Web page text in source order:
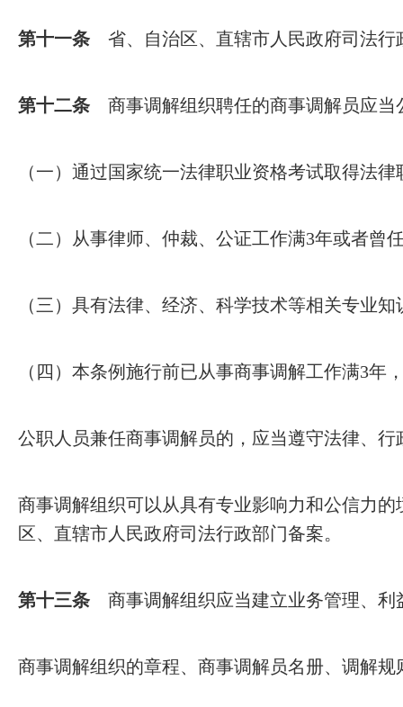
第十一条 省、自治区、直辖市人民政府司法行
第十二条 商事调解组织聘任的商事调解员应当
（一）通过国家统一法律职业资格考试取得法
（二）从事律师、仲裁、公证工作满3年或者曾
（三）具有法律、经济、科学技术等相关专业
（四）本条例施行前已从事商事调解工作满3年
公职人员兼任商事调解员的，应当遵守法律、
商事调解组织可以从具有专业影响力和公信力
区、直辖市人民政府司法行政部门备案。
第十三条 商事调解组织应当建立业务管理、利
商事调解组织的章程、商事调解员名册、调解